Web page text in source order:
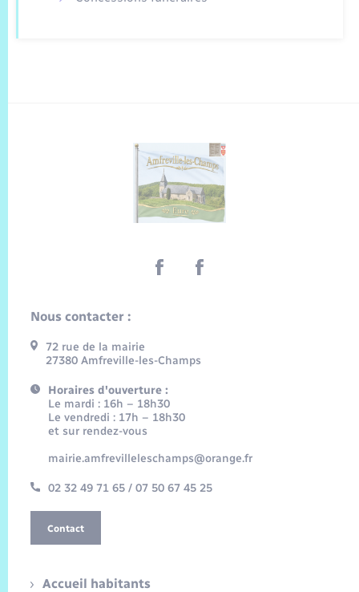
Nous contacter :
72 rue de la mairie
27380 Amfreville-les-Champs
Horaires d'ouverture :
Le mardi : 16h – 18h30
Le vendredi : 17h – 18h30
et sur rendez-vous
mairie.amfrevilleleschamps@orange.fr
02 32 49 71 65 / 07 50 67 45 25
Contact
Accueil habitants